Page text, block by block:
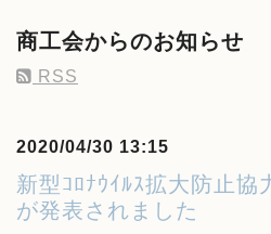
商工会からのお知らせ
RSS
2020/04/30 13:15
新型ｺﾛﾅｳｲﾙｽ拡大防止協
が発表されました